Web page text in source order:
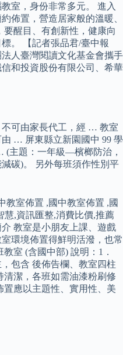
室，身份非常多元。 進入
佈置，營造居家般的溫暖、
醒目、有創新性，健康向
。 【記者張品君/臺中報
人臺灣閱讀文化基金會攜手
和投資股份有限公司、希華
可由家長代工，經 … 教室
… 屏東縣立新園國中 99 學
(主題：一年級—檳榔防治，
碳)。 另外每班須作性別平
室佈置 ,國中教室佈置 ,國
慧,資訊匯整,消費比價,推薦
教室是小朋友上課、遊戲
環境佈置得鮮明活潑，也常
室 (含國中部) 說明：1．
包含 後佈告欄、教室四柱
潔，各班如需油漆粉刷修
應以主題性、實用性、美